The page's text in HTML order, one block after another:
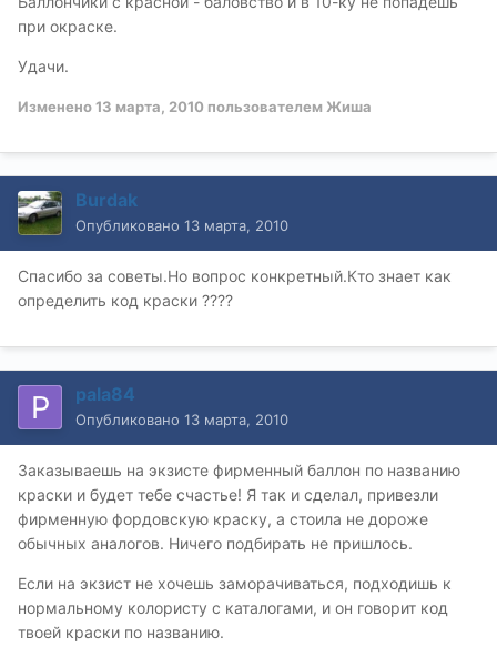
при окраске.
Удачи.
Изменено13 марта, 2010 пользователем Жиша
Burdak
Опубликовано 13 марта, 2010
Спасибо за советы.Но вопрос конкретный.Кто знает как
определить код краски ????
pala84
Опубликовано 13 марта, 2010
Заказываешь на экзисте фирменный баллон по названию
краски и будет тебе счастье! Я так и сделал, привезли
фирменную фордовскую краску, а стоила не дороже
обычных аналогов. Ничего подбирать не пришлось.
Если на экзист не хочешь заморачиваться, подходишь к
нормальному колористу с каталогами, и он говорит код
твоей краски по названию.